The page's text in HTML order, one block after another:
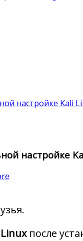
настройке Kali
настройке
после